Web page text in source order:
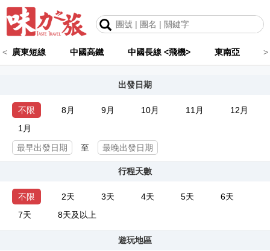
< 廣東短線 中國高鐵 中國長線 <飛機> 東南亞 >
出發日期
不限 8月 9月 10月 11月
12月
1月
至
行程天數
不限 2天 3天 4天 5天
6天
7天
8天及以上
遊玩地區